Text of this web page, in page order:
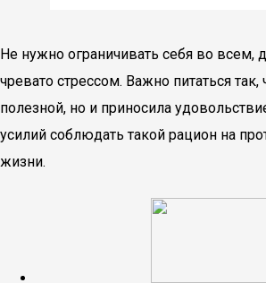
Не нужно ограничивать себя во всем,
чревато стрессом. Важно питаться
полезной, но и приносила
усилий соблюдать такой рацион на
жизни.